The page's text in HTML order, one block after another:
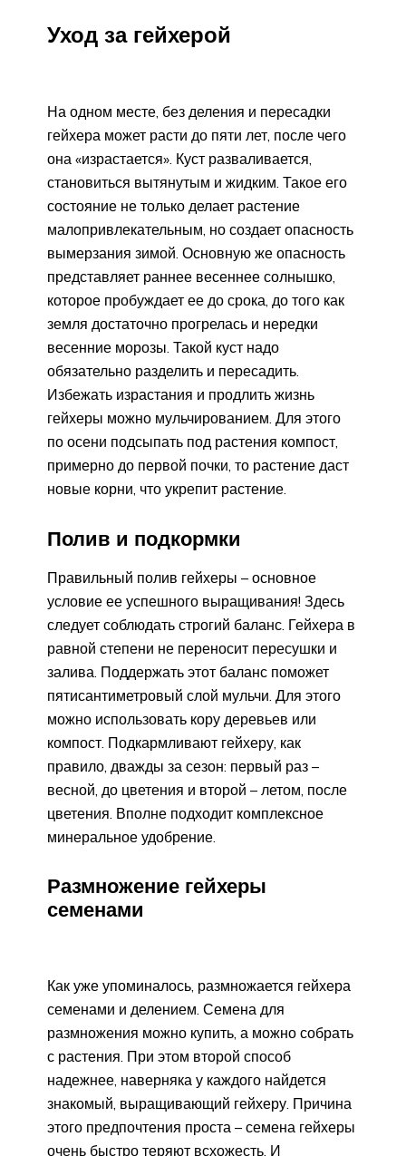
Уход за гейхерой
На одном месте, без деления и пересадки
гейхера может расти до пяти лет, после чего
она «израстается». Куст разваливается,
становиться вытянутым и жидким. Такое его
состояние не только делает растение
малопривлекательным, но создает опасность
вымерзания зимой. Основную же опасность
представляет раннее весеннее солнышко,
которое пробуждает ее до срока, до того как
земля достаточно прогрелась и нередки
весенние морозы. Такой куст надо
обязательно разделить и пересадить.
Избежать израстания и продлить жизнь
гейхеры можно мульчированием. Для этого
по осени подсыпать под растения компост,
примерно до первой почки, то растение даст
новые корни, что укрепит растение.
Полив и подкормки
Правильный полив гейхеры – основное
условие ее успешного выращивания! Здесь
следует соблюдать строгий баланс. Гейхера в
равной степени не переносит пересушки и
залива. Поддержать этот баланс поможет
пятисантиметровый слой мульчи. Для этого
можно использовать кору деревьев или
компост. Подкармливают гейхеру, как
правило, дважды за сезон: первый раз –
весной, до цветения и второй – летом, после
цветения. Вполне подходит комплексное
минеральное удобрение.
Размножение гейхеры
семенами
Как уже упоминалось, размножается гейхера
семенами и делением. Семена для
размножения можно купить, а можно собрать
с растения. При этом второй способ
надежнее, наверняка у каждого найдется
знакомый, выращивающий гейхеру. Причина
этого предпочтения проста – семена гейхеры
очень быстро теряют всхожесть. И